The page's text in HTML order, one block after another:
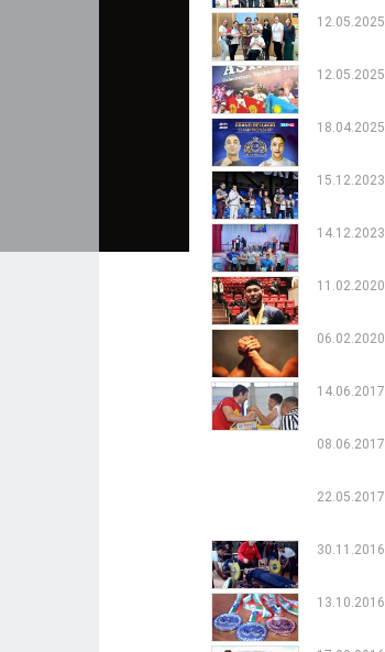
12.05.2025
12.05.2025
18.04.2025
15.12.2023
14.12.2023
11.02.2020
06.02.2020
14.06.2017
08.06.2017
22.05.2017
30.11.2016
13.10.2016